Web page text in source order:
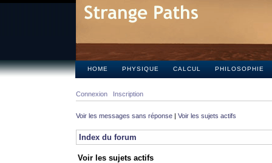
HOME PHYSIQUE CALCUL PHILOSOPHIE
Connexion Inscription
Voir les messages sans réponse | Voir les sujets actifs
Index du forum
Voir les sujets actifs